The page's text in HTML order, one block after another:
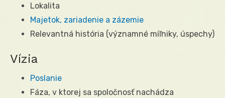
Lokalita
Majetok, zariadenie a zázemie
Relevantná história (významné míľniky, úspechy)
Vízia
Poslanie
Fáza, v ktorej sa spoločnosť nachádza